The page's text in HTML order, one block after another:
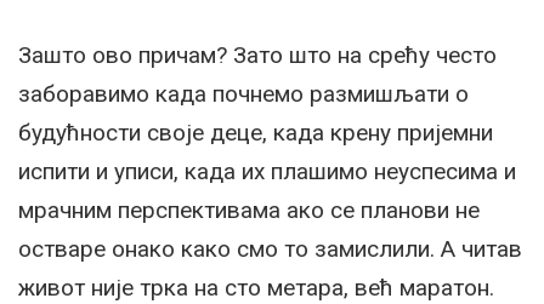
Зашто ово причам? Зато што на срећу често
заборавимо када почнемо размишљати о
будућности своје деце, када крену пријемни
испити и уписи, када их плашимо неуспесима и
мрачним перспективама ако се планови не
остваре онако како смо то замислили. А читав
живот није трка на сто метара, већ маратон.